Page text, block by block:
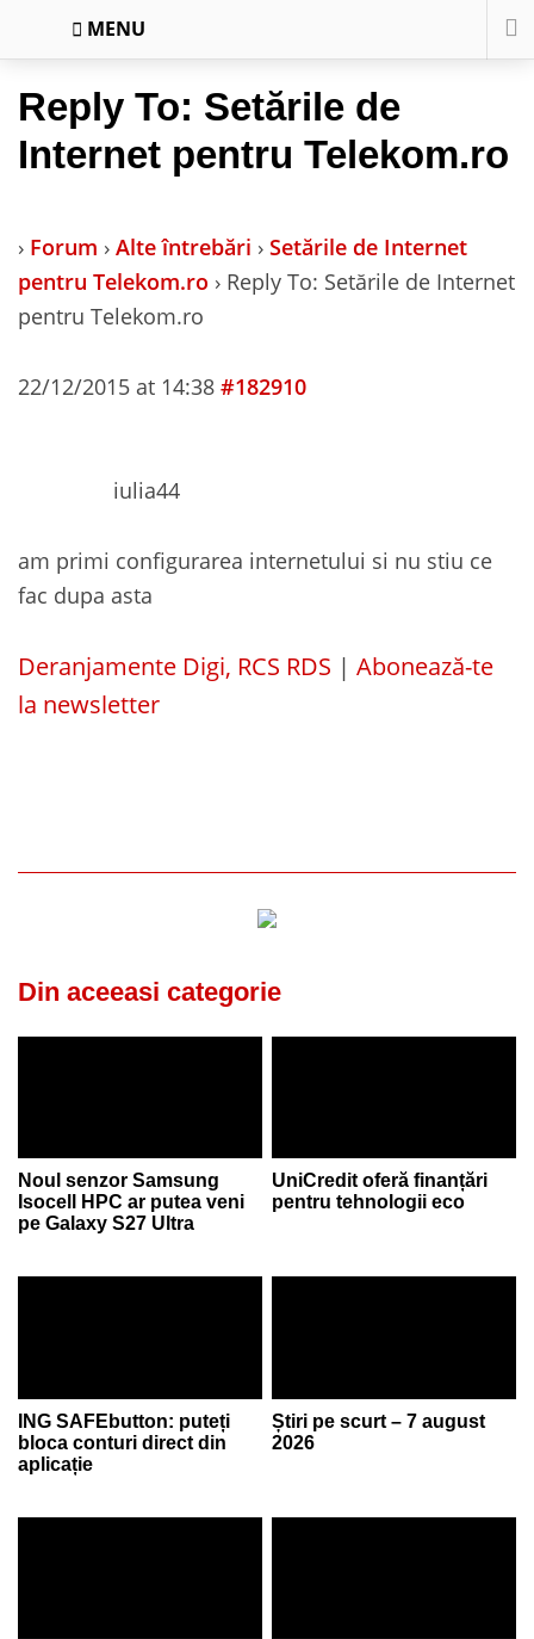
MENU
Reply To: Setările de
Internet pentru Telekom.ro
› Forum › Alte întrebări › Setările de Internet
pentru Telekom.ro › Reply To: Setările de Internet
pentru Telekom.ro
22/12/2015 at 14:38 #182910
iulia44
am primi configurarea internetului si nu stiu ce
fac dupa asta
Deranjamente Digi, RCS RDS | Abonează-te
la newsletter
Din aceeasi categorie
Noul senzor Samsung
Isocell HPC ar putea veni
pe Galaxy S27 Ultra
UniCredit oferă finanțări
pentru tehnologii eco
ING SAFEbutton: puteți
bloca conturi direct din
aplicație
Știri pe scurt – 7 august
2026